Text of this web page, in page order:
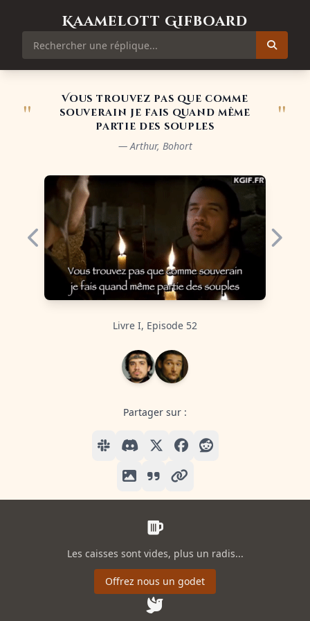
Kaamelott Gifboard
"
Vous trouvez pas que comme
souverain je fais quand même
partie des souples
"
— Arthur, Bohort
Livre I, Episode 52
Partager sur :
Les caisses sont vides, plus un radis...
Offrez nous un godet